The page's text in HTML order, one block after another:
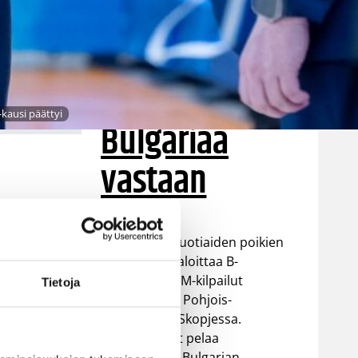
Tietoja
kausi päättyi
EM-kisoihin –
avausottelu
torstaina
Bulgariaa
vastaan
Suomen 16-vuotiaiden poikien
maajoukkue aloittaa B-
divisioonan EM-kilpailut
torstaina 6.8. Pohjois-
Makedonian Skopjessa.
Sudenpennut pelaa